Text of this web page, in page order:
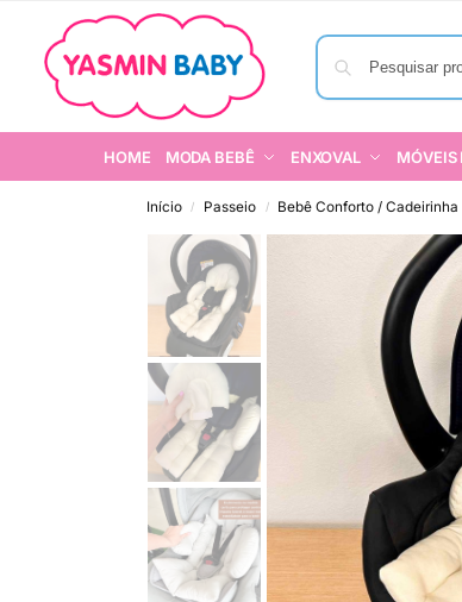
HOME MODA BEBÊ ENXOVAL MÓVEIS
Início / Passeio / Bebê Conforto / Cadeirinha